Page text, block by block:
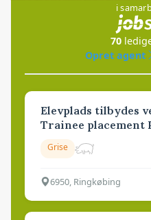
i
70
Opret agent
Elevplads tilbydes
Trainee placement
Grise
6950, Ringkøbing